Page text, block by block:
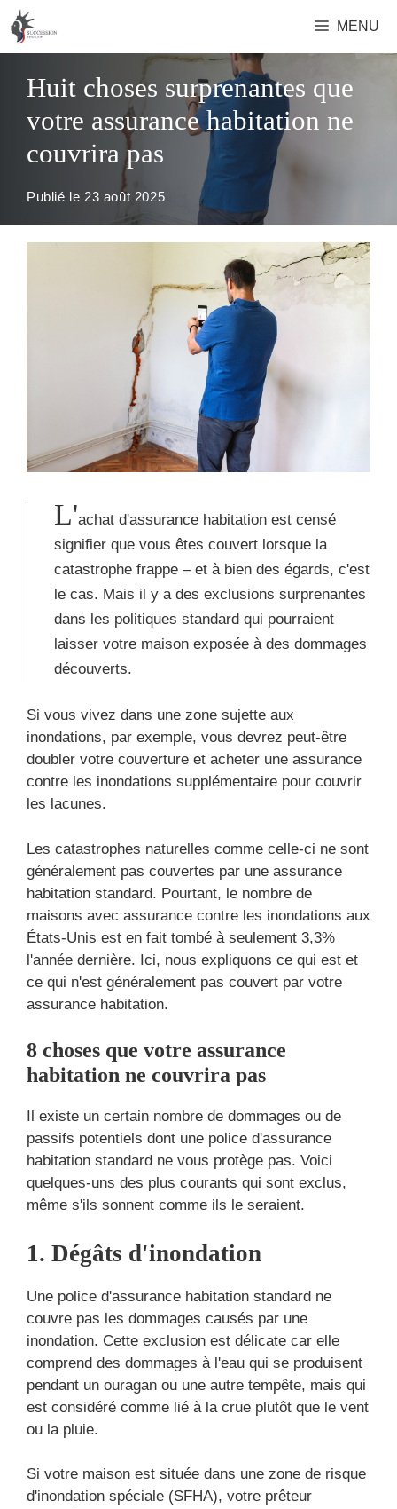
Aller
au
contenu
MENU
Huit choses surprenantes que
votre assurance habitation ne
couvrira pas
Publié le 23 août 2025
L'achat d'assurance habitation est censé
signifier que vous êtes couvert lorsque la
catastrophe frappe – et à bien des égards, c'est
le cas. Mais il y a des exclusions surprenantes
dans les politiques standard qui pourraient
laisser votre maison exposée à des dommages
découverts.
Si vous vivez dans une zone sujette aux
inondations, par exemple, vous devrez peut-être
doubler votre couverture et acheter une assurance
contre les inondations supplémentaire pour couvrir
les lacunes.
Les catastrophes naturelles comme celle-ci ne sont
généralement pas couvertes par une assurance
habitation standard. Pourtant, le nombre de
maisons avec assurance contre les inondations aux
États-Unis est en fait tombé à seulement 3,3%
l'année dernière. Ici, nous expliquons ce qui est et
ce qui n'est généralement pas couvert par votre
assurance habitation.
8 choses que votre assurance
habitation ne couvrira pas
Il existe un certain nombre de dommages ou de
passifs potentiels dont une police d'assurance
habitation standard ne vous protège pas. Voici
quelques-uns des plus courants qui sont exclus,
même s'ils sonnent comme ils le seraient.
1. Dégâts d'inondation
Une police d'assurance habitation standard ne
couvre pas les dommages causés par une
inondation. Cette exclusion est délicate car elle
comprend des dommages à l'eau qui se produisent
pendant un ouragan ou une autre tempête, mais qui
est considéré comme lié à la crue plutôt que le vent
ou la pluie.
Si votre maison est située dans une zone de risque
d'inondation spéciale (SFHA), votre prêteur